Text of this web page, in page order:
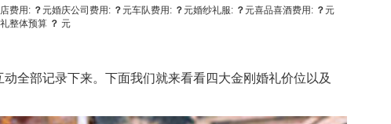
费用: ？元婚庆公司费用: ？元车队费用: ？元婚纱礼服: ？元喜品喜酒费用: ？元
整体预算 ？ 元
全部记录下来。下面我们就来看看四大金刚婚礼价位以及